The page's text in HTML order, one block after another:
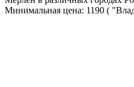
Минимальная цена: 1190 (